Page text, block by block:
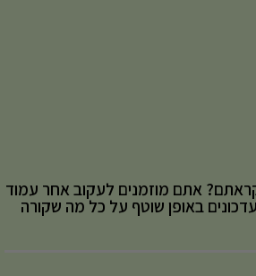
אתם מוזמנים לעקוב אחר עמוד
באופן שוטף על כל מה שקורה